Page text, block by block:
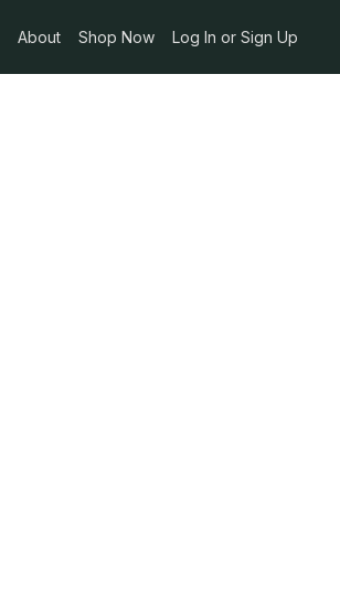
About Shop Now Log In or Sign Up